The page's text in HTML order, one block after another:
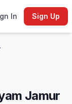
In Sign Up
Jamur